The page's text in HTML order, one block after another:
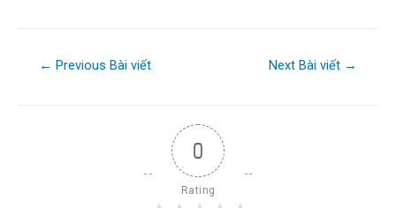
← Previous Bài viết Next Bài viết →
0
Rating